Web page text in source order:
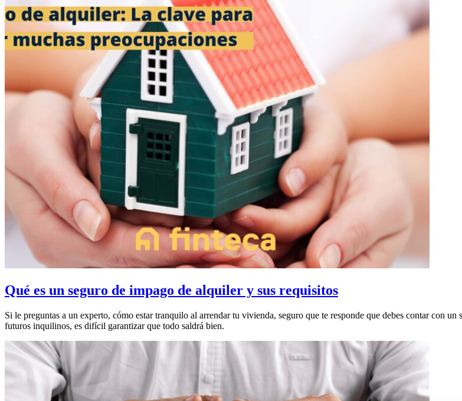
Qué es un seguro de impago de alquiler y sus requisitos
Si le preguntas a un experto, cómo estar tranquilo al arrendar tu vivienda, seguro que te responde que debes contar con
futuros inquilinos, es difícil garantizar que todo saldrá bien.